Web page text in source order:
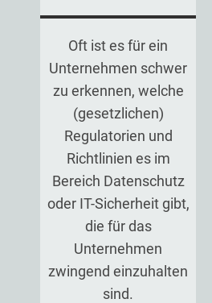
Oft ist es für ein
Unternehmen schwer
zu erkennen, welche
(gesetzlichen)
Regulatorien und
Richtlinien es im
Bereich Datenschutz
oder IT-Sicherheit gibt,
die für das
Unternehmen
zwingend einzuhalten
sind.